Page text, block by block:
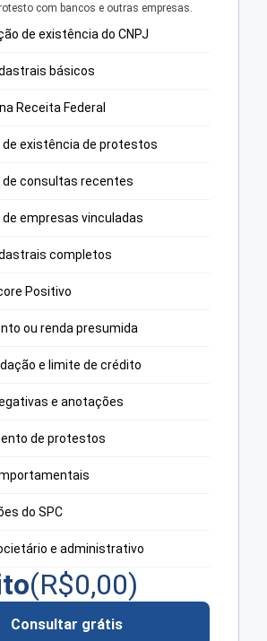
com bancos e outras empresas.
de existência do CNPJ
básicos
Receita Federal
de existência de protestos
de consultas recentes
de empresas vinculadas
completos
Positivo
ou renda presumida
e limite de crédito
e anotações
de protestos
do SPC
e administrativo
(R$0,00)
Consultar grátis